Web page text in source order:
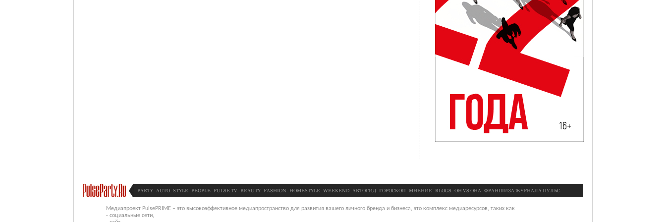
PARTY AUTO STYLE PEOPLE PULSE TV BEAUTY FASHION HOMESTYLE WEEKEND АВТОГИД ГОРОСКОП МНЕНИЕ BLOGS OН VS ОНА ФРАНШИЗА ЖУРНАЛА ПУЛЬС
Медиапроект PulsePRIME – это высокоэффективное медиапространство для развития вашего личного бренда и бизнеса, это комплекс медиаресурсов, таких как
- социальные сети,